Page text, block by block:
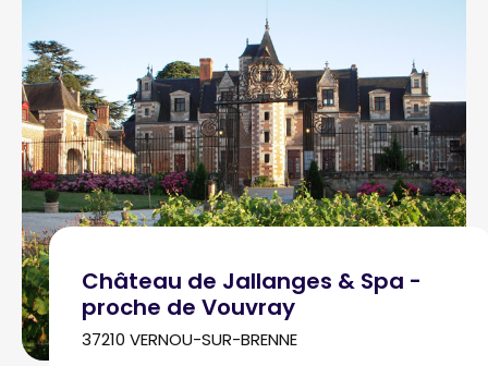
Château de Jallanges & Spa -
proche de Vouvray
37210 VERNOU-SUR-BRENNE